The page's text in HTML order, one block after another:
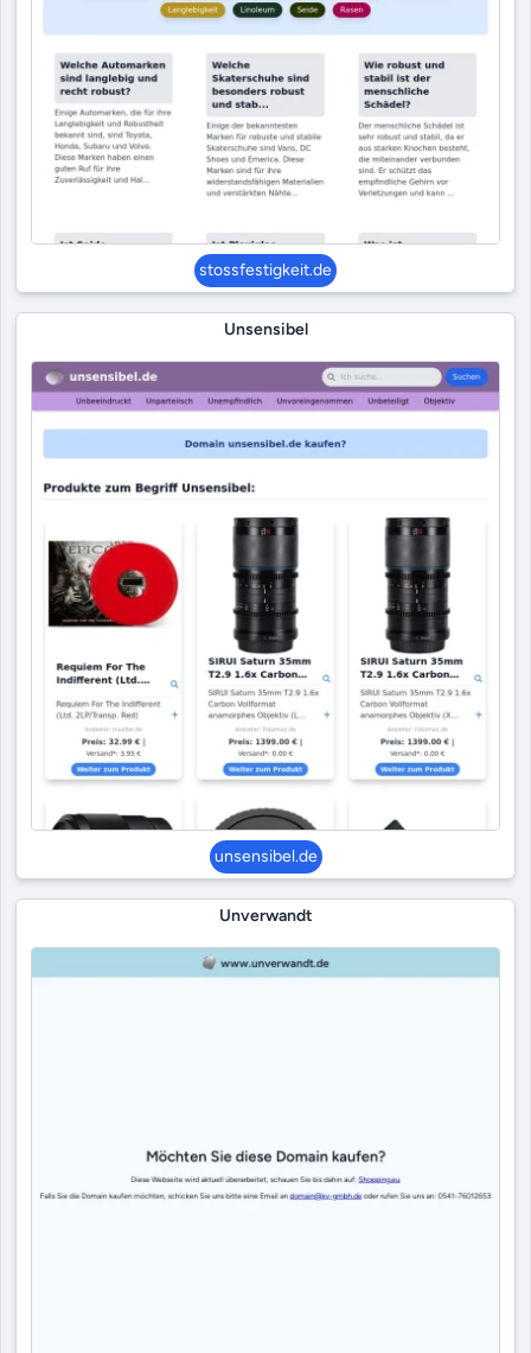
stossfestigkeit.de
Unsensibel
unsensibel.de
Unverwandt